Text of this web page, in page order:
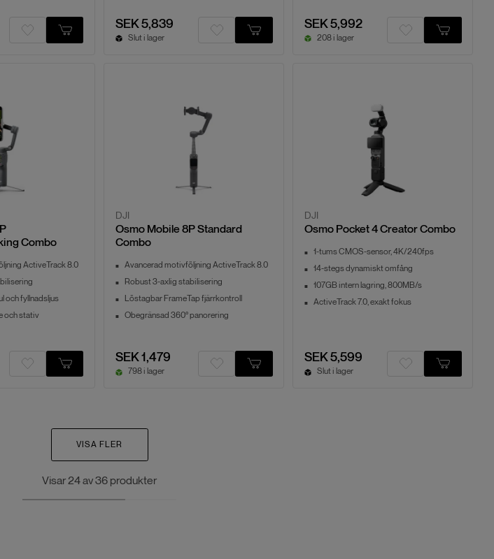
SEK 5,839
Slut i lager
SEK 5,992
208 i lager
Combo
ActiveTrack 8.0
och fyllnadsljus
och stativ
DJI
Osmo Mobile 8P Standard
Combo
Avancerad motivföljning ActiveTrack 8.0
Robust 3-axlig stabilisering
Löstagbar FrameTap fjärrkontroll
Obegränsad 360° panorering
SEK 1,479
798 i lager
DJI
Osmo Pocket 4 Creator Combo
1-tums CMOS-sensor, 4K/240fps
14-stegs dynamiskt omfång
107GB intern lagring, 800MB/s
ActiveTrack 7.0, exakt fokus
SEK 5,599
Slut i lager
VISA FLER
Visar 24av36 produkter